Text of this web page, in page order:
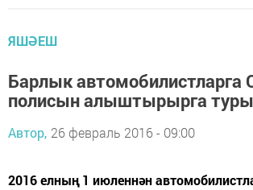
ЯШӘЕШ
Барлык автомобилистларга
полисын алыштырырга
Автор, 26 февраль 2016 - 09:00
2016 елның 1 июленнән